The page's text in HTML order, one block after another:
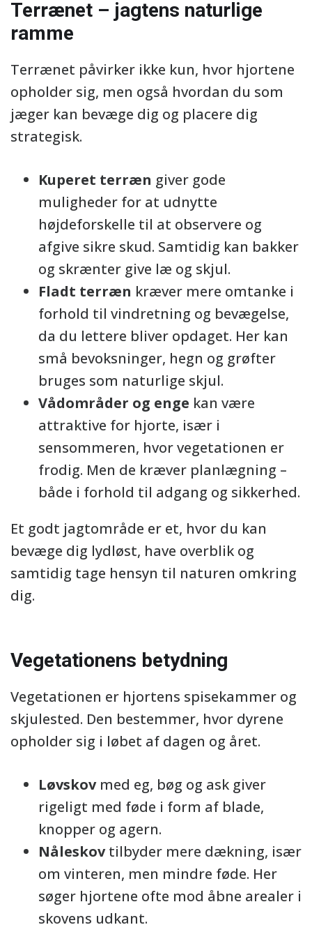
Terrænet – jagtens naturlige
ramme
Terrænet påvirker ikke kun, hvor hjortene
opholder sig, men også hvordan du som
jæger kan bevæge dig og placere dig
strategisk.
Kuperet terræn giver gode
muligheder for at udnytte
højdeforskelle til at observere og
afgive sikre skud. Samtidig kan bakker
og skrænter give læ og skjul.
Fladt terræn kræver mere omtanke i
forhold til vindretning og bevægelse,
da du lettere bliver opdaget. Her kan
små bevoksninger, hegn og grøfter
bruges som naturlige skjul.
Vådområder og enge kan være
attraktive for hjorte, især i
sensommeren, hvor vegetationen er
frodig. Men de kræver planlægning –
både i forhold til adgang og sikkerhed.
Et godt jagtområde er et, hvor du kan
bevæge dig lydløst, have overblik og
samtidig tage hensyn til naturen omkring
dig.
Vegetationens betydning
Vegetationen er hjortens spisekammer og
skjulested. Den bestemmer, hvor dyrene
opholder sig i løbet af dagen og året.
Løvskovmed eg, bøg og ask giver
rigeligt med føde i form af blade,
knopper og agern.
Nåleskovtilbyder mere dækning, især
om vinteren, men mindre føde. Her
søger hjortene ofte mod åbne arealer i
skovens udkant.